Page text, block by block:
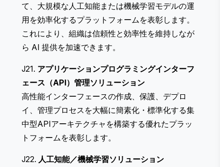
て、大規模な人工知能または機械学習モデルの運
用を効率化するプラットフォームを表彰します。
これにより、組織は信頼性と効率性を維持しなが
ら AI 提供を加速できます。
J21. アプリケーションプログラミングインターフ
ェース（API）管理ソリューション
高性能インターフェースの作成、保護、デプロ
イ、管理プロセスを大幅に簡素化・標準化する集
中型APIアーキテクチャを構築する優れたプラッ
トフォームを表彰します。
J22. 人工知能／機械学習ソリューション